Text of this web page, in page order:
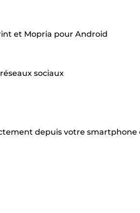
et Mopria pour Android
sociaux
depuis votre smartphone